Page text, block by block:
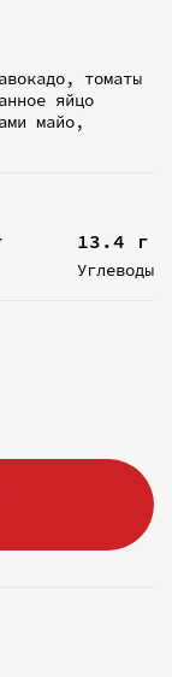
томаты
яйцо
майо,
13.4 г
Углеводы